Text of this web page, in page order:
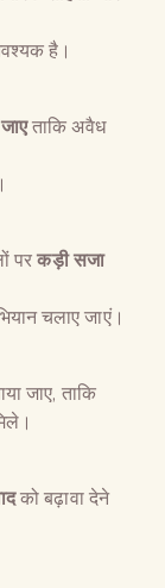
है।
ताकि अवैध
परकड़ी सजा
चलाए जाएं।
जाए, ताकि
को बढ़ावा देने